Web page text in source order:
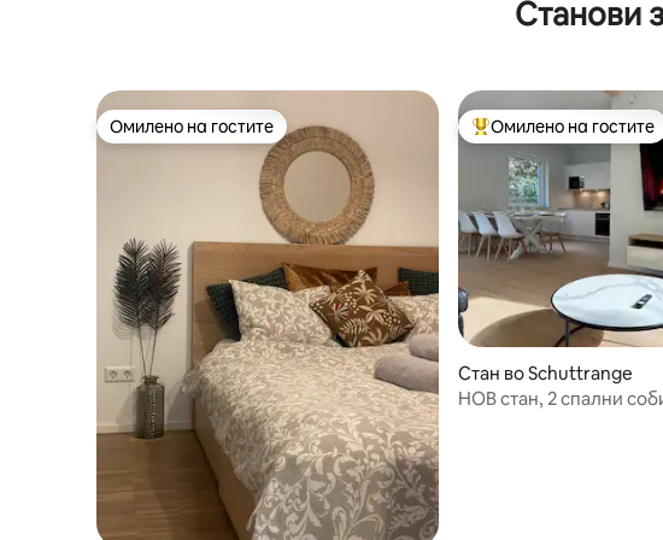
Станови
Омилено на гостите
Омилено на гостите Меѓу најуспешните
Омилено на гостите
Стан во Schuttrange
НОВ стан, 2 спални